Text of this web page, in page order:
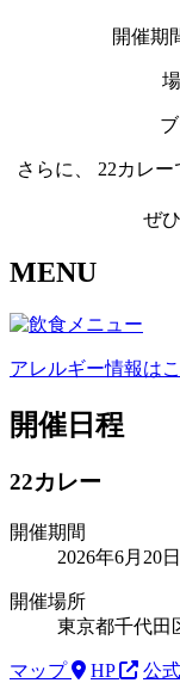
開催期
さらに、 22カレ
ぜ
MENU
アレルギー情報は
開催日程
22カレー
開催期間
2026年6月20
開催場所
東京都千代田
マップ HP 公